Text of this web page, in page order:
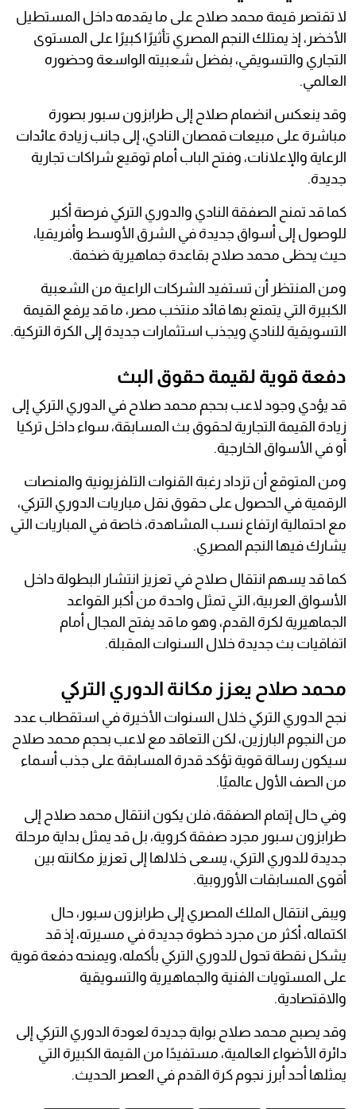
لا تقتصر قيمة محمد صلاح على ما يقدمه داخل المستطيل
الأخضر، إذ يمتلك النجم المصري تأثيرًا كبيرًا على المستوى
التجاري والتسويقي، بفضل شعبيته الواسعة وحضوره
العالمي.
وقد ينعكس انضمام صلاح إلى طرابزون سبور بصورة
مباشرة على مبيعات قمصان النادي، إلى جانب زيادة عائدات
الرعاية والإعلانات، وفتح الباب أمام توقيع شراكات تجارية
جديدة.
كما قد تمنح الصفقة النادي والدوري التركي فرصة أكبر
للوصول إلى أسواق جديدة في الشرق الأوسط وأفريقيا،
حيث يحظى محمد صلاح بقاعدة جماهيرية ضخمة.
ومن المنتظر أن تستفيد الشركات الراعية من الشعبية
الكبيرة التي يتمتع بها قائد منتخب مصر، ما قد يرفع القيمة
التسويقية للنادي ويجذب استثمارات جديدة إلى الكرة التركية.
دفعة قوية لقيمة حقوق البث
قد يؤدي وجود لاعب بحجم محمد صلاح في الدوري التركي إلى
زيادة القيمة التجارية لحقوق بث المسابقة، سواء داخل تركيا
أو في الأسواق الخارجية.
ومن المتوقع أن تزداد رغبة القنوات التلفزيونية والمنصات
الرقمية في الحصول على حقوق نقل مباريات الدوري التركي،
مع احتمالية ارتفاع نسب المشاهدة، خاصة في المباريات التي
يشارك فيها النجم المصري.
كما قد يسهم انتقال صلاح في تعزيز انتشار البطولة داخل
الأسواق العربية، التي تمثل واحدة من أكبر القواعد
الجماهيرية لكرة القدم، وهو ما قد يفتح المجال أمام
اتفاقيات بث جديدة خلال السنوات المقبلة.
محمد صلاح يعزز مكانة الدوري التركي
نجح الدوري التركي خلال السنوات الأخيرة في استقطاب عدد
من النجوم البارزين، لكن التعاقد مع لاعب بحجم محمد صلاح
سيكون رسالة قوية تؤكد قدرة المسابقة على جذب أسماء
من الصف الأول عالميًا.
وفي حال إتمام الصفقة، فلن يكون انتقال محمد صلاح إلى
طرابزون سبور مجرد صفقة كروية، بل قد يمثل بداية مرحلة
جديدة للدوري التركي، يسعى خلالها إلى تعزيز مكانته بين
أقوى المسابقات الأوروبية.
ويبقى انتقال الملك المصري إلى طرابزون سبور، حال
اكتماله، أكثر من مجرد خطوة جديدة في مسيرته، إذ قد
يشكل نقطة تحول للدوري التركي بأكمله، ويمنحه دفعة قوية
على المستويات الفنية والجماهيرية والتسويقية
والاقتصادية.
وقد يصبح محمد صلاح بوابة جديدة لعودة الدوري التركي إلى
دائرة الأضواء العالمية، مستفيدًا من القيمة الكبيرة التي
يمثلها أحد أبرز نجوم كرة القدم في العصر الحديث.